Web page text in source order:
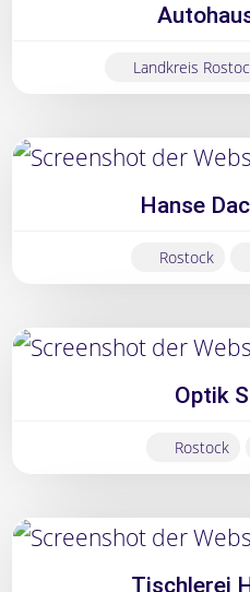
Landkreis
Hanse
Rostock
Optik
Rostock
Tischlerei